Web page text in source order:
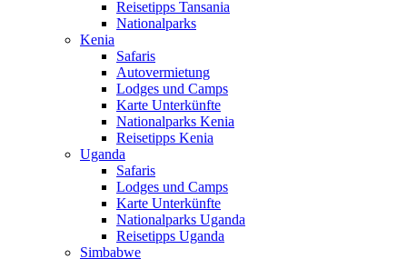
Reisetipps Tansania
Nationalparks
Kenia
Safaris
Autovermietung
Lodges und Camps
Karte Unterkünfte
Nationalparks Kenia
Reisetipps Kenia
Uganda
Safaris
Lodges und Camps
Karte Unterkünfte
Nationalparks Uganda
Reisetipps Uganda
Simbabwe